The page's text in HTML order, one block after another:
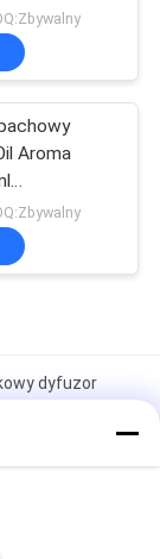
Aroma
powietrza
dyfuzor
Crearoma Pokój